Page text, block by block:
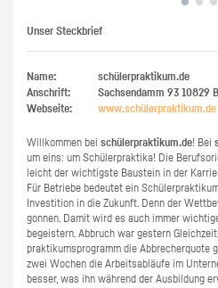
Unser Steckbrief
Name:
schülerpraktikum.de
Anschrift:
Sachsendamm 93 10829
Webseite:
www.​schüler​prak​tiku​m.​de
Will­kom­men bei schü­ler­prak­ti­kum.de! Bei
um eins: um Schü­ler­prak­ti­ka! Die
leicht der wich­tigs­te Bau­stein in der
Für Be­trie­be be­deu­tet ein
In­ves­ti­ti­on in die Zu­kunft. Denn der
gon­nen. Damit wird es auch immer
be­geis­tern. Ab­bruch war ges­tern
prak­ti­kums­pro­gramm die Ab­bre­cher­quo­te
zwei Wo­chen die Ar­beits­ab­läu­fe im
bes­ser, was ihn wäh­rend der Aus­bil­dung